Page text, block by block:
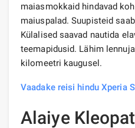
maiasmokkaid hindavad
maiuspalad. Suupisteid
Külalised saavad nautida
teemapidusid. Lähim
kilomeetri kaugusel.
Vaadake reisi hindu Xperia
Alaiye